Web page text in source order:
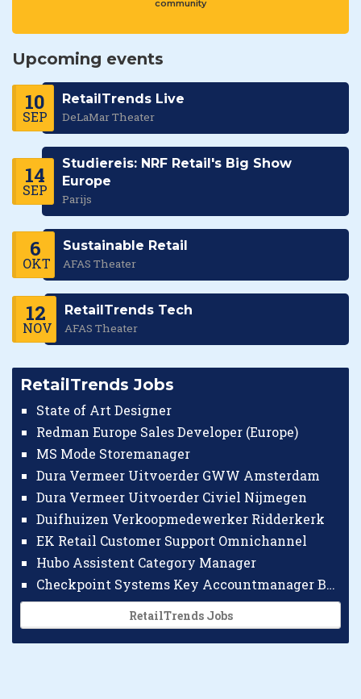
community
Upcoming events
10
SEP
RetailTrends Live
DeLaMar Theater
14
SEP
Studiereis: NRF Retail's Big Show
Europe
Parijs
6
OKT
Sustainable Retail
AFAS Theater
12
NOV
RetailTrends Tech
AFAS Theater
RetailTrends Jobs
State of Art Designer
Redman Europe Sales Developer (Europe)
MS Mode Storemanager
Dura Vermeer Uitvoerder GWW Amsterdam
Dura Vermeer Uitvoerder Civiel Nijmegen
Duifhuizen Verkoopmedewerker Ridderkerk
EK Retail Customer Support Omnichannel
Hubo Assistent Category Manager
Checkpoint Systems Key Accountmanager Benelux
RetailTrends Jobs